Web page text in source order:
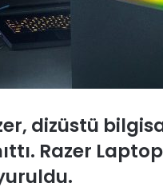
dizüstü
Razer